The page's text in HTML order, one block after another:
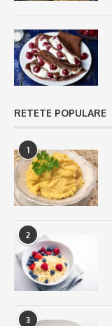
RETETE POPULARE
1
2
3